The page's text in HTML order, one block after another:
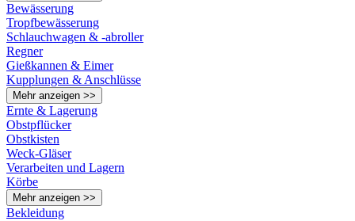
Bewässerung
Tropfbewässerung
Schlauchwagen & -abroller
Regner
Gießkannen & Eimer
Kupplungen & Anschlüsse
Mehr anzeigen >>
Ernte & Lagerung
Obstpflücker
Obstkisten
Weck-Gläser
Verarbeiten und Lagern
Körbe
Mehr anzeigen >>
Bekleidung